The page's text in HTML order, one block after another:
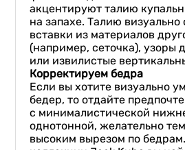
акцентируют талию
на запахе. Талию визуально
вставки из материалов
(например, сеточка), узоры
или извилистые
Корректируем бедра
Если вы хотите визуально
бедер, то отдайте
с минималистической
однотонной, желательно
высоким вырезом по